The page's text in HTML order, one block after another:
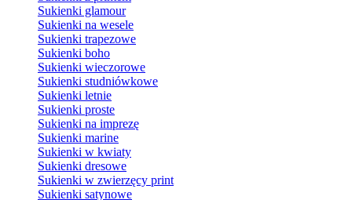
Sukienki glamour
Sukienki na wesele
Sukienki trapezowe
Sukienki boho
Sukienki wieczorowe
Sukienki studniówkowe
Sukienki letnie
Sukienki proste
Sukienki na imprezę
Sukienki marine
Sukienki w kwiaty
Sukienki dresowe
Sukienki w zwierzęcy print
Sukienki satynowe